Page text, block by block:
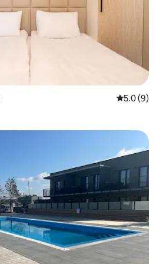
5 पैकी 5.0
5.0 (9)